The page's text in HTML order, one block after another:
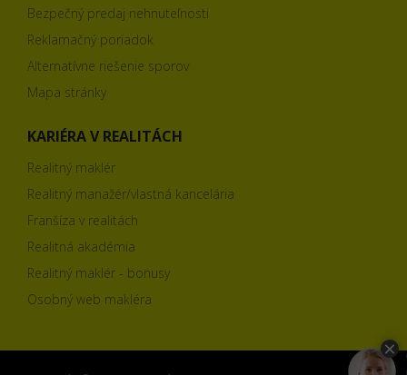
Bezpečný predaj nehnuteľnosti
Reklamačný poriadok
Alternatívne riešenie sporov
Mapa stránky
KARIÉRA V REALITÁCH
Realitný maklér
Realitný manažér/vlastná kancelária
Franšíza v realitách
Realitná akadémia
Realitný maklér - bonusy
Osobný web makléra